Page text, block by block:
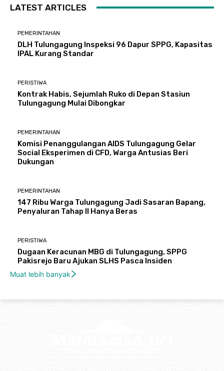
LATEST ARTICLES
PEMERINTAHAN
DLH Tulungagung Inspeksi 96 Dapur SPPG, Kapasitas
IPAL Kurang Standar
PERISTIWA
Kontrak Habis, Sejumlah Ruko di Depan Stasiun
Tulungagung Mulai Dibongkar
PEMERINTAHAN
Komisi Penanggulangan AIDS Tulungagung Gelar
Social Eksperimen di CFD, Warga Antusias Beri
Dukungan
PEMERINTAHAN
147 Ribu Warga Tulungagung Jadi Sasaran Bapang,
Penyaluran Tahap II Hanya Beras
PERISTIWA
Dugaan Keracunan MBG di Tulungagung, SPPG
Pakisrejo Baru Ajukan SLHS Pasca Insiden
Muat lebih banyak